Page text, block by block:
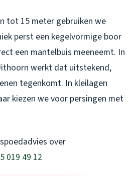
tot 15 meter gebruiken we
perst een kegelvormige boor
een mantelbuis meeneemt. In
werkt dat uitstekend,
tegenkomt. In kleilagen
kiezen we voor persingen met
over
019 49 12